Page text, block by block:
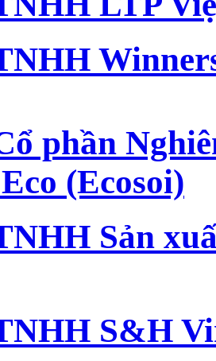
phần
(Ecosoi)
Sản
S&H